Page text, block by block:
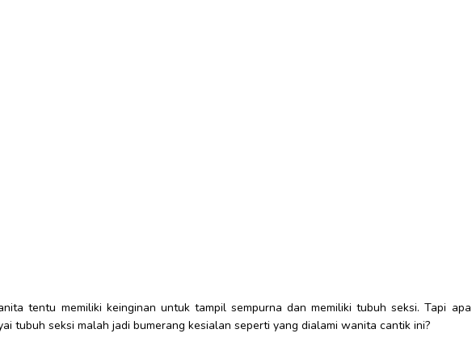
tentu memiliki keinginan untuk tampil sempurna dan memiliki tubuh seksi. Tapi apa
tubuh seksi malah jadi bumerang kesialan seperti yang dialami wanita cantik ini?